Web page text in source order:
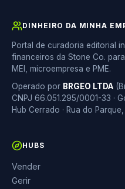
DINHEIRO DA MINHA
Portal de curadoria editorial
financeiros da Stone Co.
MEI, microempresa e PME.
Operado por BRGEO LTDA
CNPJ 66.051.295/0001-33 ·
Hub Cerrado · Rua do
HUBS
Vender
Gerir